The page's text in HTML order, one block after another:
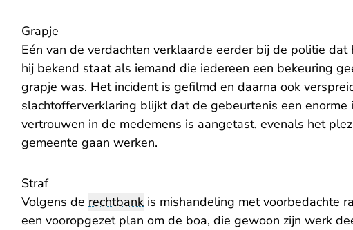
Grapje
Eén van de verdachten verklaarde eerder bij de politie
hij bekend staat als iemand die iedereen een bekeuring
grapje was. Het incident is gefilmd en daarna ook
slachtofferverklaring blijkt dat de gebeurtenis een enorme
vertrouwen in de medemens is aangetast, evenals het
gemeente gaan werken.
Straf
Volgens de rechtbank is mishandeling met voorbedachte
een vooropgezet plan om de boa, die gewoon zijn werk